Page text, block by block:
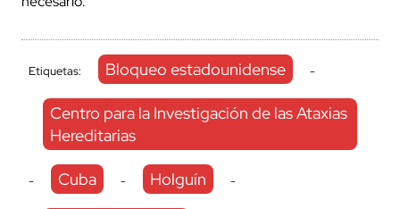
Etiquetas: Bloqueo estadounidense -
Centro para la Investigación de las Ataxias
Hereditarias
- Cuba - Holguín -